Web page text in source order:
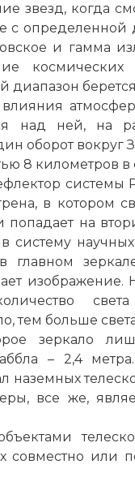
звезд, когда
с
и гамма
космических
диапазон
над ней, на
оборот вокруг
8 километров в
системы
в котором
попадает на
научных
главном
изображение.
тем больше
зеркало
– 2,4
наземных
все же,
совместно или